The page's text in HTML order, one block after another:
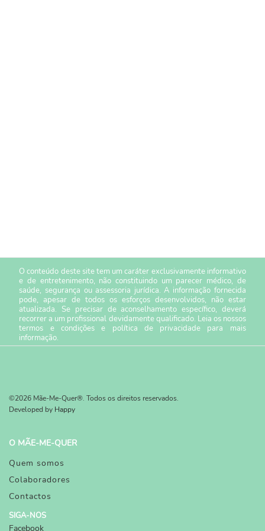
O conteúdo deste site tem um caráter exclusivamente informativo
e de entretenimento, não constituindo um parecer médico, de
saúde, segurança ou assessoria jurídica. A informação fornecida
pode, apesar de todos os esforços desenvolvidos, não estar
atualizada. Se precisar de aconselhamento específico, deverá
recorrer a um profissional devidamente qualificado. Leia os nossos
termos e condiçõese política de privacidade para mais
informação.
©2026 Mãe-Me-Quer®. Todos os direitos reservados.
Developed by Happy
O MÃE-ME-QUER
Quem somos
Colaboradores
Contactos
SIGA-NOS
Facebook